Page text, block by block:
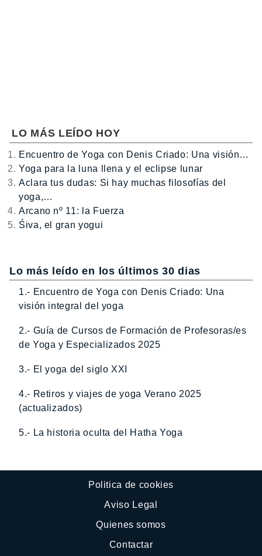
LO MÁS LEÍDO HOY
Encuentro de Yoga con Denis Criado: Una visión…
Yoga para la luna llena y el eclipse lunar
Aclara tus dudas: Si hay muchas filosofías del
yoga,…
Arcano nº 11: la Fuerza
Śiva, el gran yogui
Lo más leído en los últimos 30 dias
1.- Encuentro de Yoga con Denis Criado: Una
visión integral del yoga
2.- Guía de Cursos de Formación de Profesoras/es
de Yoga y Especializados 2025
3.- El yoga del siglo XXI
4.- Retiros y viajes de yoga Verano 2025
(actualizados)
5.- La historia oculta del Hatha Yoga
Politica de cookies
Aviso Legal
Quienes somos
Contactar